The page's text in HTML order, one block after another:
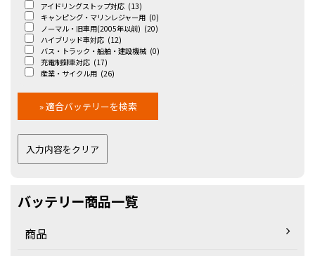
アイドリングストップ対応 (13)
キャンピング・マリンレジャー用 (0)
ノーマル・旧車用(2005年以前) (20)
ハイブリッド車対応 (12)
バス・トラック・船舶・建設機械 (0)
充電制御車対応 (17)
産業・サイクル用 (26)
バッテリー商品一覧
商品